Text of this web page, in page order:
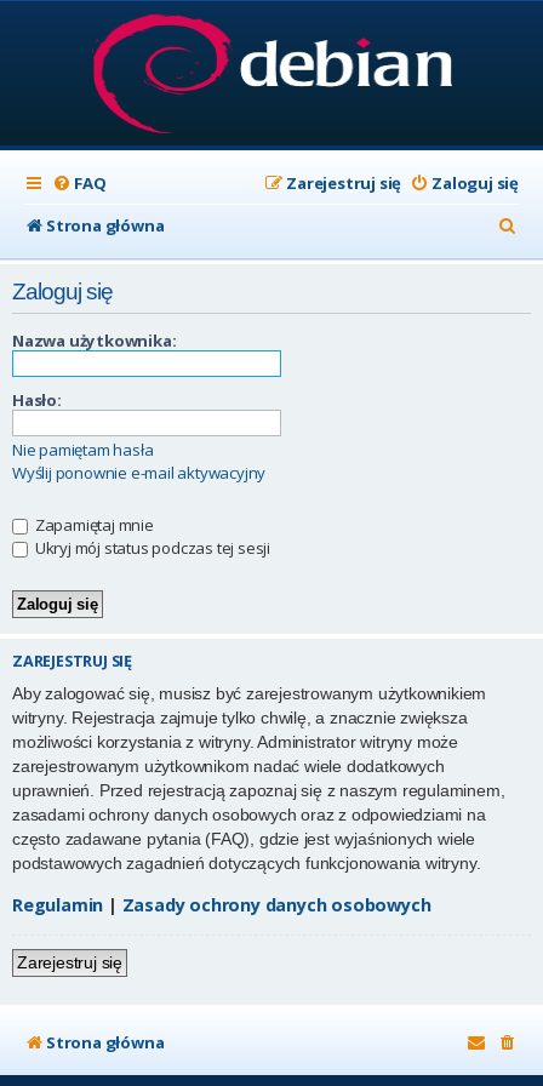
FAQ Zaloguj się
Zarejestruj się
Strona główna
z
Zaloguj się
Nazwa użytkownika:
Hasło:
Nie pamiętam hasła
Wyślij ponownie e-mail aktywacyjny
Zapamiętaj mnie
Ukryj mój status podczas tej sesji
ZAREJESTRUJ SIĘ
Aby zalogować się, musisz być zarejestrowanym użytkownikiem
witryny. Rejestracja zajmuje tylko chwilę, a znacznie zwiększa
możliwości korzystania z witryny. Administrator witryny może
zarejestrowanym użytkownikom nadać wiele dodatkowych
uprawnień. Przed rejestracją zapoznaj się z naszym regulaminem,
zasadami ochrony danych osobowych oraz z odpowiedziami na
często zadawane pytania (FAQ), gdzie jest wyjaśnionych wiele
podstawowych zagadnień dotyczących funkcjonowania witryny.
Regulamin | Zasady ochrony danych osobowych
Zarejestruj się
Strona główna